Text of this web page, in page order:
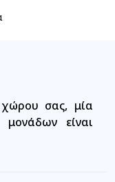
σας, μία
μονάδων είναι